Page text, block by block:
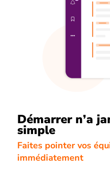
Démarrer n’a
simple
Faites pointer vos
immédiatement